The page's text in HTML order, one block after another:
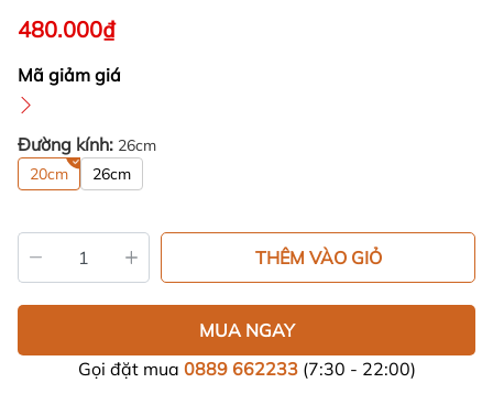
480.000₫
Mã giảm giá
Đường kính: 26cm
20cm
26cm
THÊM VÀO GIỎ
MUA NGAY
Gọi đặt mua 0889 662233(7:30 - 22:00)